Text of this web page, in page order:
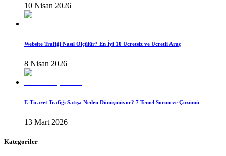
10 Nisan 2026
Website Trafiği Nasıl Ölçülür? En İyi 10 Ücretsiz ve Ücretli Araç
8 Nisan 2026
E-Ticaret Trafiği Satışa Neden Dönüşmüyor? 7 Temel Sorun ve Çözümü
13 Mart 2026
Kategoriler